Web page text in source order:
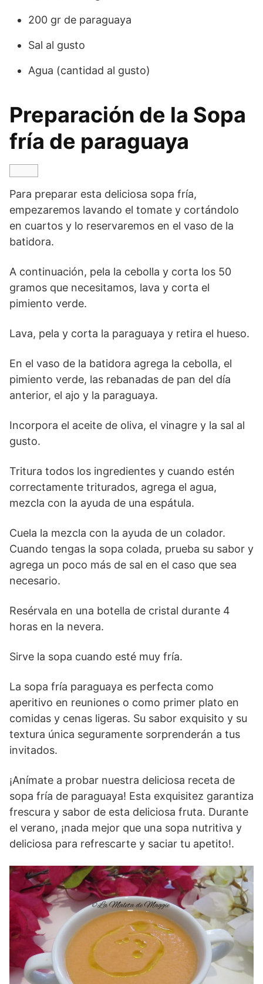
200 gr de paraguaya
Sal al gusto
Agua (cantidad al gusto)
Preparación de la Sopa
fría de paraguaya
Para preparar esta deliciosa sopa fría,
empezaremos lavando el tomate y cortándolo
en cuartos y lo reservaremos en el vaso de la
batidora.
A continuación, pela la cebolla y corta los 50
gramos que necesitamos, lava y corta el
pimiento verde.
Lava, pela y corta la paraguaya y retira el hueso.
En el vaso de la batidora agrega la cebolla, el
pimiento verde, las rebanadas de pan del día
anterior, el ajo y la paraguaya.
Incorpora el aceite de oliva, el vinagre y la sal al
gusto.
Tritura todos los ingredientes y cuando estén
correctamente triturados, agrega el agua,
mezcla con la ayuda de una espátula.
Cuela la mezcla con la ayuda de un colador.
Cuando tengas la sopa colada, prueba su sabor y
agrega un poco más de sal en el caso que sea
necesario.
Resérvala en una botella de cristal durante 4
horas en la nevera.
Sirve la sopa cuando esté muy fría.
La sopa fría paraguaya es perfecta como
aperitivo en reuniones o como primer plato en
comidas y cenas ligeras. Su sabor exquisito y su
textura única seguramente sorprenderán a tus
invitados.
¡Anímate a probar nuestra deliciosa receta de
sopa fría de paraguaya! Esta exquisitez garantiza
frescura y sabor de esta deliciosa fruta. Durante
el verano, ¡nada mejor que una sopa nutritiva y
deliciosa para refrescarte y saciar tu apetito!.